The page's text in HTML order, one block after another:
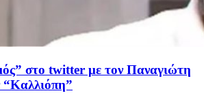
στο twitter με τον Παναγιώτη